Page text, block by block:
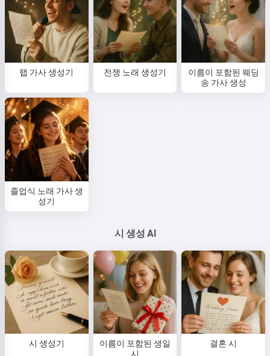
랩 가사 생성기 전쟁 노래 생성기
이름이 포함된 웨딩
송 가사 생성
졸업식 노래 가사 생
성기
시 생성 AI
시 생성기
이름이 포함된 생일
시
결혼 시
안녕하세요 👋
저는 노래를 만들고, 시와 축하 메시
지를 쓸 수 있어요 🥰